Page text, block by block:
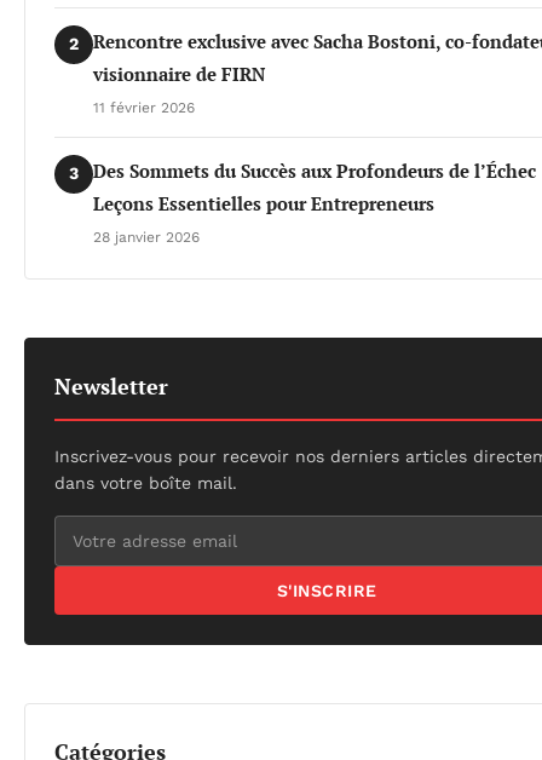
2
Rencontre exclusive avec Sacha Bostoni, co-
visionnaire de FIRN
11 février 2026
3
Des Sommets du Succès aux Profondeurs de l’Échec
Leçons Essentielles pour Entrepreneurs
28 janvier 2026
Newsletter
Inscrivez-vous pour recevoir nos derniers articles
dans votre boîte mail.
S'INSCRIRE
Catégories